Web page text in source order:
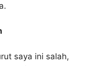
saya ini salah,